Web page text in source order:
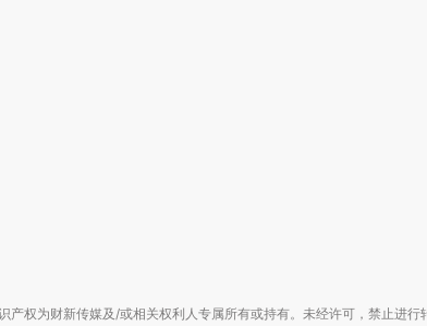
产权为财新传媒及/或相关权利人专属所有或持有。未经许可，禁止进行